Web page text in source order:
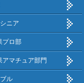
ニア
プロ部
マチュア部門
ル